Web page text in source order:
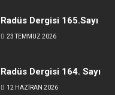
Radüs Dergisi 165.Sayı
23 TEMMUZ 2026
Radüs Dergisi 164. Sayı
12 HAZIRAN 2026